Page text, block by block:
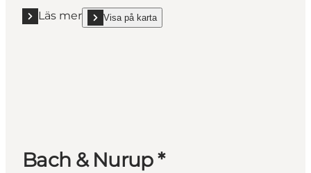
Läs mer
Läs mer "Alouette *"Visa på karta
show Alouette * on_map
Bach & Nurup *